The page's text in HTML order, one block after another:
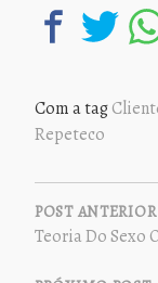
Com a tag
Repeteco
DE
POST
POST ANTERIOR
Teoria Do Sexo